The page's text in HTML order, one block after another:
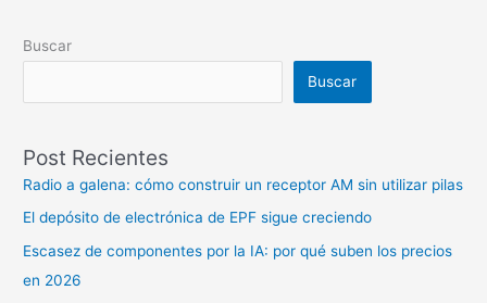
Buscar
Buscar
Post Recientes
Radio a galena: cómo construir un receptor AM sin utilizar pilas
El depósito de electrónica de EPF sigue creciendo
Escasez de componentes por la IA: por qué suben los precios
en 2026